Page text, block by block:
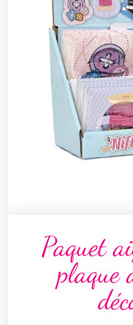
Paquet
plaque